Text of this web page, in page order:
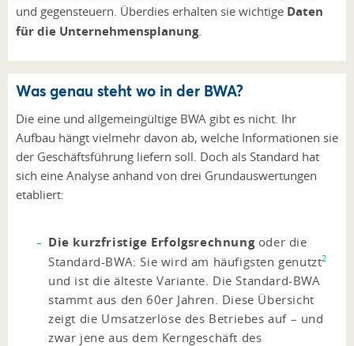
und gegensteuern. Überdies erhalten sie wichtige Daten
für die Unternehmensplanung.
Was genau steht wo in der BWA?
Die eine und allgemeingültige BWA gibt es nicht. Ihr
Aufbau hängt vielmehr davon ab, welche Informationen sie
der Geschäftsführung liefern soll. Doch als Standard hat
sich eine Analyse anhand von drei Grundauswertungen
etabliert:
Die kurzfristige Erfolgsrechnungoder die
Standard-BWA: Sie wird am häufigsten genutzt2
und ist die älteste Variante. Die Standard-BWA
stammt aus den 60er Jahren. Diese Übersicht
zeigt die Umsatzerlöse des Betriebes auf – und
zwar jene aus dem Kerngeschäft des